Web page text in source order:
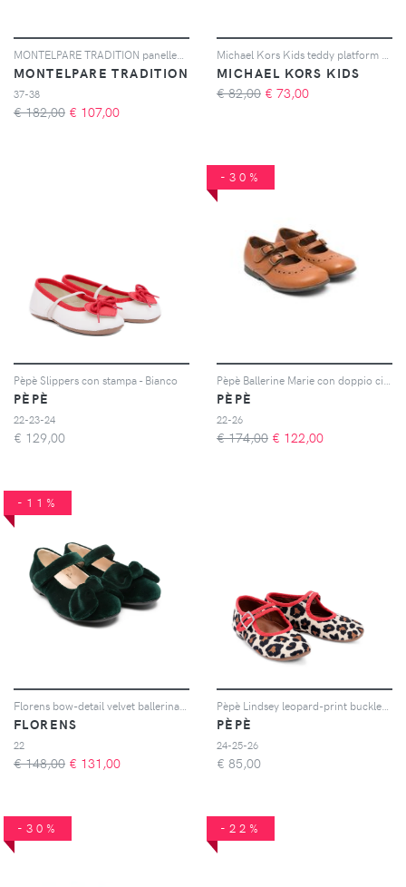
MONTELPARE TRADITION
37-38
€ 182,00 € 107,00
MICHAEL KORS KIDS
€ 82,00 € 73,00
Pèpè Slippers con stampa - Bianco
PÈPÈ
22-23-24
€ 129,00
-30%
PÈPÈ
22-26
€ 174,00 € 122,00
-11%
FLORENS
22
€ 148,00 € 131,00
PÈPÈ
24-25-26
€ 85,00
-30% -22%